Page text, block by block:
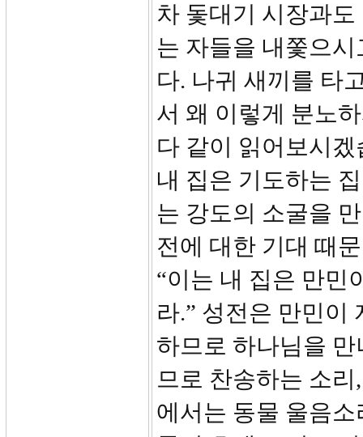
차 돛대기 시장과
는 자들을 내쫓으
다. 나귀 새끼를 타
서 왜 이렇게 분노
다 같이 읽어보시
내 집은 기도하는
는 강도의 소굴을
전에 대한 기대 때
“이는 내 집은 만민
라.” 성전은 만민이
하므로 하나님을
므로 찬송하는 소
에서는 동물 울음